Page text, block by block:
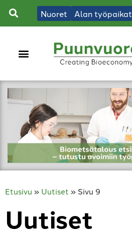
Nuoret Alan työpaikat
Etusivu » Uutiset » Sivu 9
Uutiset